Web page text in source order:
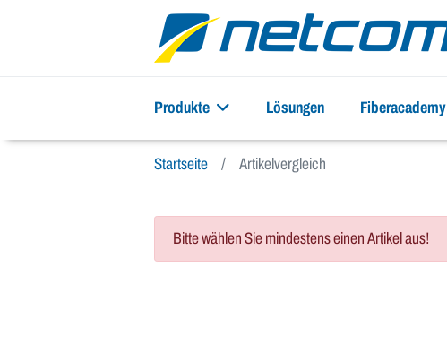
Produkte Lösungen Fiberacademy
Startseite Artikelvergleich
Bitte wählen Sie mindestens einen Artikel aus!